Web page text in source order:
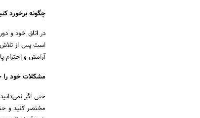
چگونه برخورد
در اتاق خود و
است پس از تلاش
آرامش و احترام
مشکلات خود را
حتی اگر
مختصر کنید و